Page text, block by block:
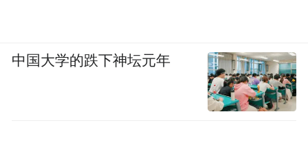
中国大学的跌下神坛元年